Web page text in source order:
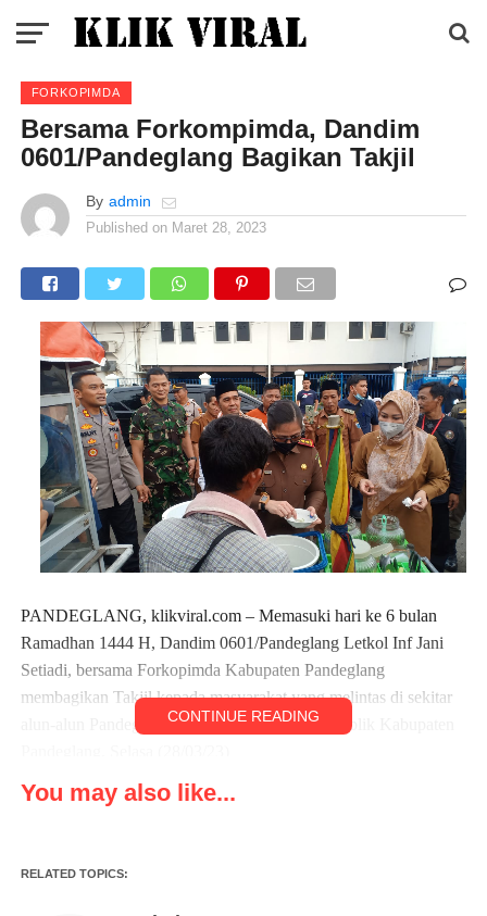
FORKOPIMDA
Bersama Forkompimda, Dandim
0601/Pandeglang Bagikan Takjil
By admin
Published on Maret 28, 2023
PANDEGLANG, klikviral.com – Memasuki hari ke 6 bulan
Ramadhan 1444 H, Dandim 0601/Pandeglang Letkol Inf Jani
Setiadi, bersama Forkopimda Kabupaten Pandeglang
membagikan Takjil kepada masyarakat yang melintas di sekitar
alun-alun Pandeglang depan Mall Pelayanan Publik Kabupaten
Forkopimda langsung turun ke jalan memberikan ke pengendara
keberkahan dan saling berbagi antar sesama di bulan suci
CONTINUE READING
You may also like...
RELATED TOPICS: